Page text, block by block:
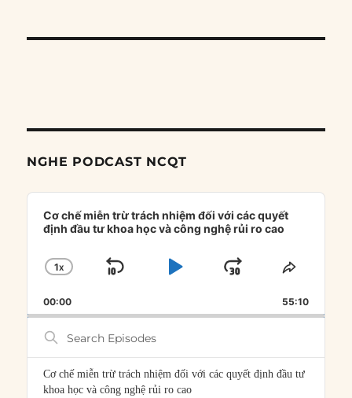
NGHE PODCAST NCQT
Audio
Player
Cơ chế miễn trừ trách nhiệm đối với các quyết
định đầu tư khoa học và công nghệ rủi ro cao
CHANGE
RATE
1X
SKIP
PLAYJUMP
FORWARD
SHARE
00:00 55:10
Search
Episodes
Cơ chế miễn trừ trách nhiệm đối với các quyết định đầu tư
khoa học và công nghệ rủi ro cao